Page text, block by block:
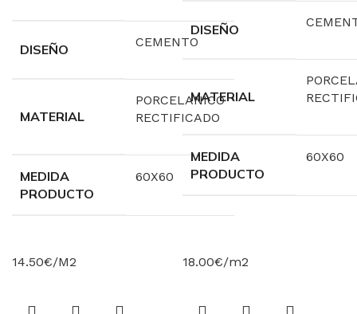
DISEÑO CEMENTO
MATERIAL
PORCELANICO
RECTIFICADO
MEDIDA
PRODUCTO
60X60
DISEÑO
MATERIAL
MEDIDA
PRODUCTO
60X60
14.50€/M2 18.00€/m2